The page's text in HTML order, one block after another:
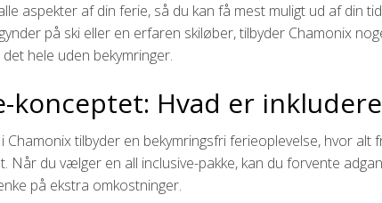
aspekter af din ferie, så du kan få mest muligt ud af din
på ski eller en erfaren skiløber, tilbyder Chamonix
hele uden bekymringer.
konceptet: Hvad er
Chamonix tilbyder en bekymringsfri ferieoplevelse, hvor alt
Når du vælger en all inclusive-pakke, kan du forvente
på ekstra omkostninger.